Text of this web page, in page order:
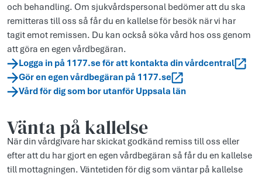
och behandling. Om sjukvårdspersonal bedömer att du ska
remitteras till oss så får du en kallelse för besök när vi har
tagit emot remissen. Du kan också söka vård hos oss genom
att göra en egen vårdbegäran.
Logga in på 1177.se för att kontakta din vårdcentral
Gör en egen vårdbegäran på 1177.se
Vård för dig som bor utanför Uppsala län
Vänta på kallelse
När din vårdgivare har skickat godkänd remiss till oss eller
efter att du har gjort en egen vårdbegäran så får du en kallelse
till mottagningen. Väntetiden för dig som väntar på kallelse